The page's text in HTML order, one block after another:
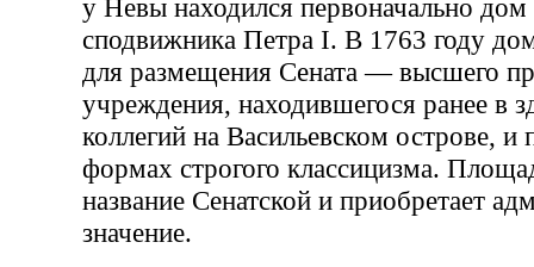
у Невы находился первоначально
сподвижника Петра I. В 1763 году
для размещения Сената — высшего
учреждения, находившегося ранее в
коллегий на Васильевском острове, и
формах строгого классицизма.
название Сенатской и приобретает
значение.